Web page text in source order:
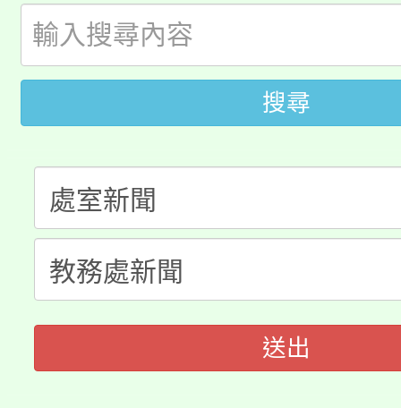
田徑場及游泳池舉行。
桃園市低收入戶享有免
視費優惠，中低收入戶
半價優惠，詳情可洽有
者。
大園自造教育及科技中
份教師增能研習
大溪自造教育及科技
份教師研習
會
115年食農教育專業人
程
搜尋
送出